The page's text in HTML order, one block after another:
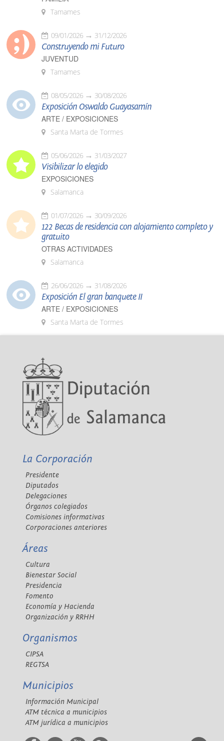
Tamames
09/01/2026 31/12/2026
Construyendo mi Futuro
JUVENTUD
Tamames
08/05/2026 30/08/2026
Exposición Oswaldo Guayasamín
ARTE / EXPOSICIONES
Santa Marta de Tormes
05/06/2026 31/03/2027
Visibilizar lo elegido
EXPOSICIONES
Salamanca
01/07/2026 30/09/2026
122 Becas de residencia con alojamiento completo y
gratuito
OTRAS ACTIVIDADES
Salamanca
26/06/2026 31/08/2026
Exposición El gran banquete II
ARTE / EXPOSICIONES
Santa Marta de Tormes
La Corporación
Presidente
Diputados
Delegaciones
Órganos colegiados
Comisiones informativas
Corporaciones anteriores
Áreas
Cultura
Bienestar Social
Presidencia
Fomento
Economía y Hacienda
Organización y RRHH
Organismos
CIPSA
REGTSA
Municipios
Información Municipal
ATM técnica a municipios
ATM jurídica a municipios